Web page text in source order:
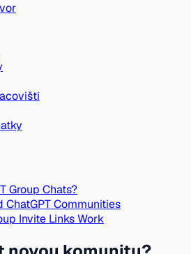
Group Chats?
ChatGPT Communities
Invite Links Work